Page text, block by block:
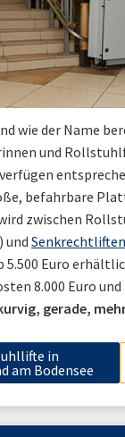
wie der Name
und
befahrbare
zwischen
) und Senkrechtliften
5.500 Euro
8.000 Euro
gerade,
in
am Bodensee